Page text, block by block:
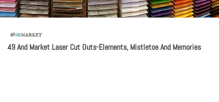
49 And Market Laser Cut Outs-Elements, Mistletoe And Memories